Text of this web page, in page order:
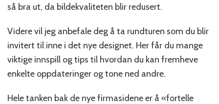
så bra ut, da bildekvaliteten blir redusert.
Videre vil jeg anbefale deg å ta rundturen som du blir
invitert til inne i det nye designet. Her får du mange
viktige innspill og tips til hvordan du kan fremheve
enkelte oppdateringer og tone ned andre.
Hele tanken bak de nye firmasidene er å «fortelle